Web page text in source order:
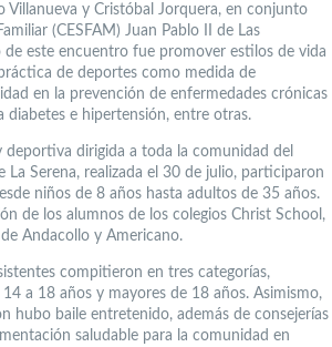
Villanueva y Cristóbal Jorquera, en conjunto
(CESFAM) Juan Pablo II de Las
de este encuentro fue promover estilos de vida
de deportes como medida de
en la prevención de enfermedades crónicas
diabetes e hipertensión, entre otras.
deportiva dirigida a toda la comunidad del
La Serena, realizada el 30 de julio, participaron
niños de 8 años hasta adultos de 35 años.
de los alumnos de los colegios Christ School,
Andacollo y Americano.
compitieron en tres categorías,
a 18 años y mayores de 18 años. Asimismo,
hubo baile entretenido, además de consejerías
saludable para la comunidad en